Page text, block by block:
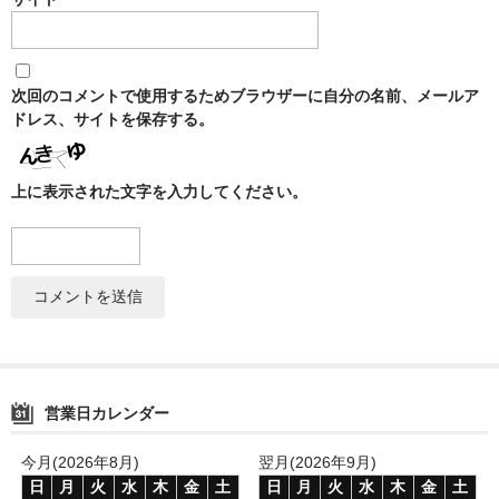
MEXANIKA
Maklaud
シーシャフレーバー
Cobra Blanc
次回のコメントで使用するためブラウザーに自分の名前、メールア
ドレス、サイトを保存する。
上に表示された文字を入力してください。
営業日カレンダー
今月(2026年8月)
日
月 火 水 木 金 土
翌月(2026年9月)
日
月 火 水 木 金 土